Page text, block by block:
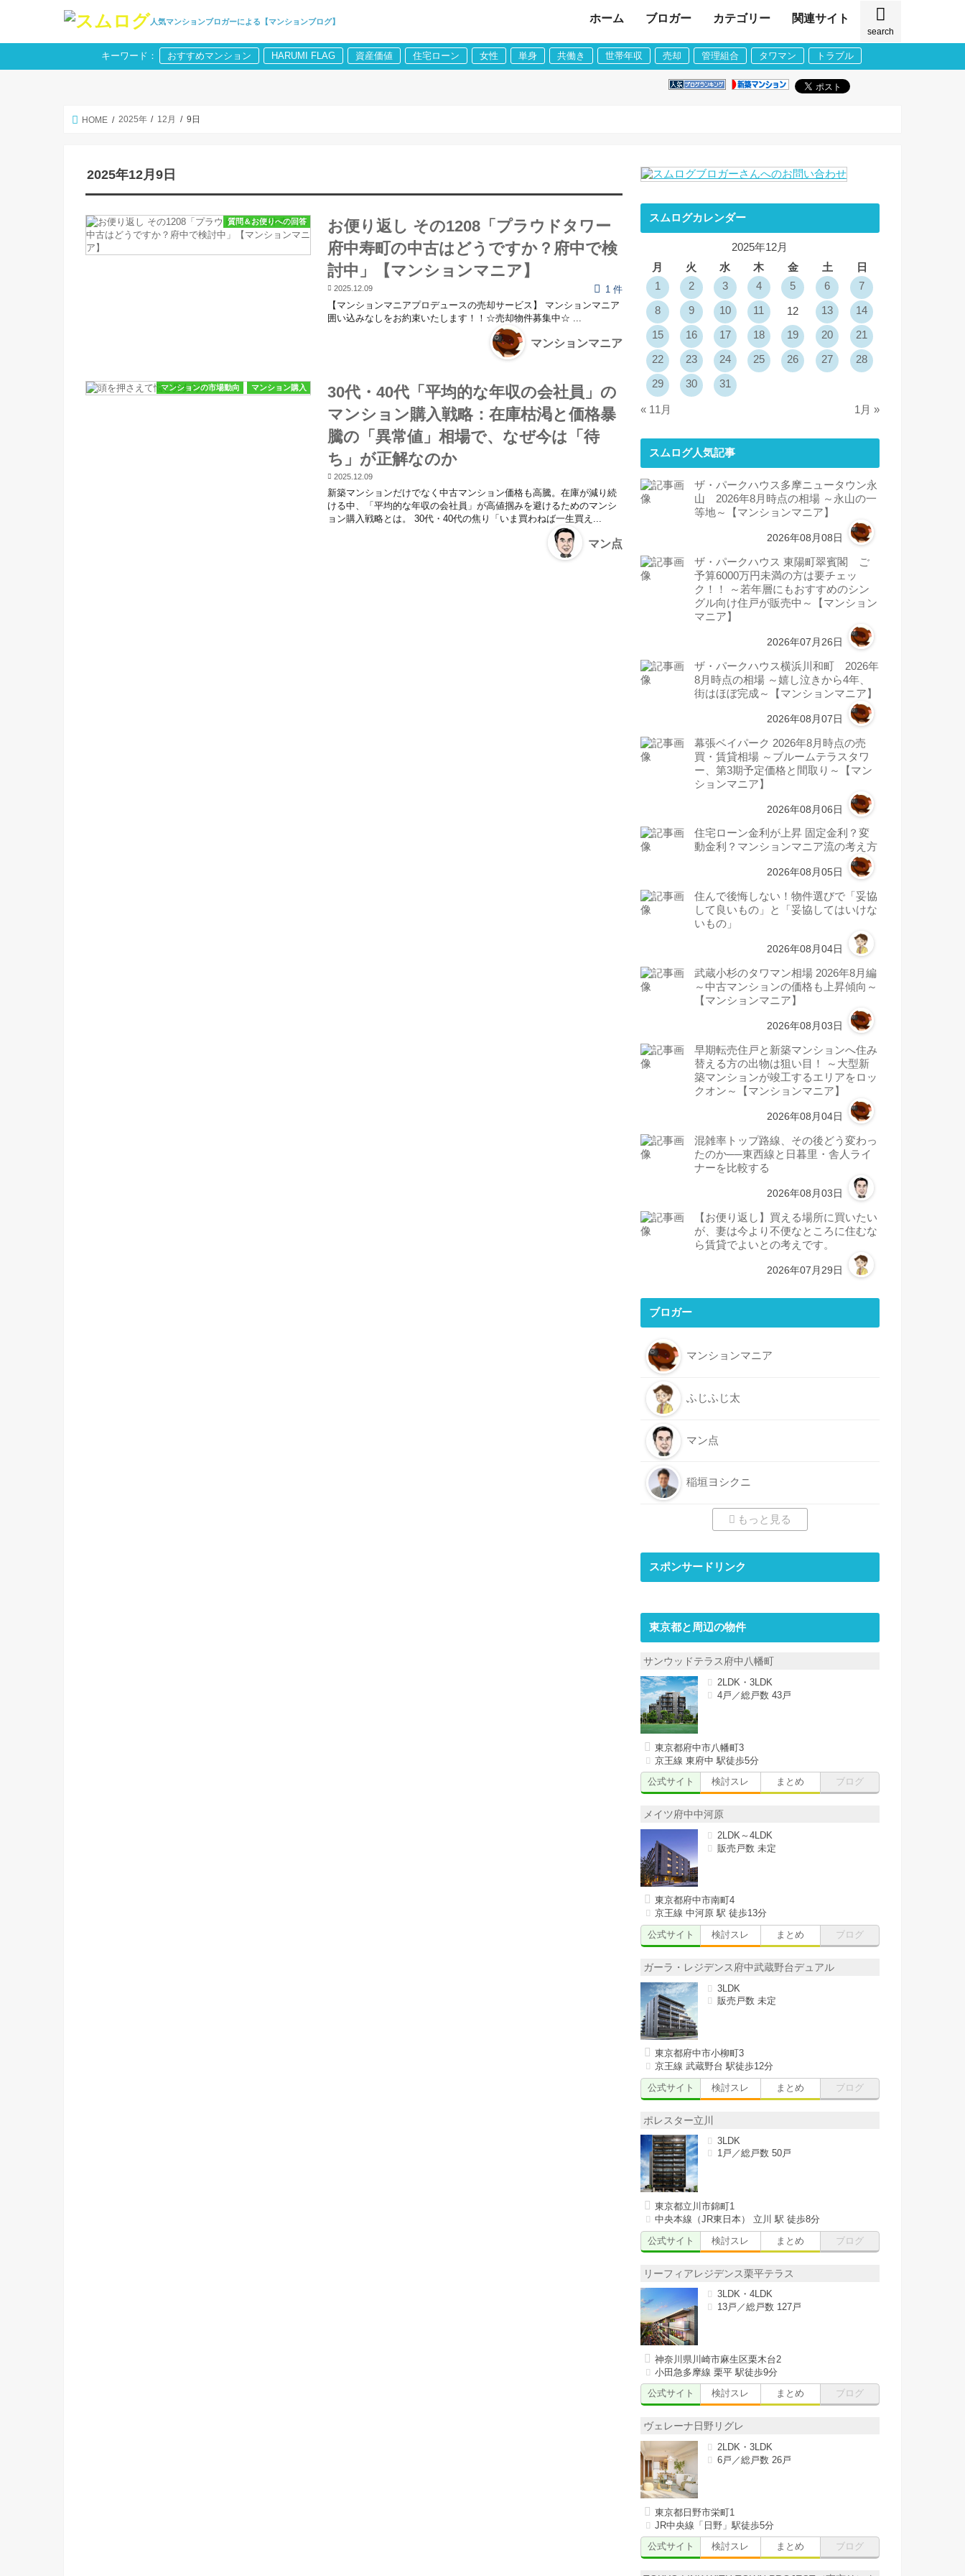
人気マンションブロガーによる【マンションブログ】
search
ホーム ブロガー カテゴリー 関連サイト
キーワード： おすすめマンション HARUMI FLAG 資産価値 住宅ローン 女性 単身 共働き 世帯年収 売却 管理組合 タワマン トラブル
HOME 2025年 12月 9日
2025年12月9日
質問＆お便りへの回答
お便り返し その1208「プラウドタワー
府中寿町の中古はどうですか？府中で検
討中」【マンションマニア】
2025.12.09
1 件
【マンションマニアプロデュースの売却サービス】 マンションマニア
囲い込みなしをお約束いたします！！☆売却物件募集中☆ ...
マンションマニア
マンションの市場動向 マンション購入
30代・40代「平均的な年収の会社員」の
マンション購入戦略：在庫枯渇と価格暴
騰の「異常値」相場で、なぜ今は「待
ち」が正解なのか
2025.12.09
新築マンションだけでなく中古マンション価格も高騰。在庫が減り続
ける中、「平均的な年収の会社員」が高値掴みを避けるためのマンシ
ョン購入戦略とは。 30代・40代の焦り「いま買わねば一生買え...
マン点
スムログカレンダー
2025年12月
月
火 水 木 金 土
日
1
2 3 4 5 6 7
8 9 10 11 12 13 14
15 16 17 18 19 20 21
22 23 24 25 26 27 28
29 30 31
« 11月 1月 »
スムログ人気記事
ザ・パークハウス多摩ニュータウン永
山 2026年8月時点の相場 ～永山の一
等地～【マンションマニア】
2026年08月08日
ザ・パークハウス 東陽町翠賓閣 ご
予算6000万円未満の方は要チェッ
ク！！ ～若年層にもおすすめのシン
グル向け住戸が販売中～【マンション
マニア】
2026年07月26日
ザ・パークハウス横浜川和町 2026年
8月時点の相場 ～嬉し泣きから4年、
街はほぼ完成～【マンションマニア】
2026年08月07日
幕張ベイパーク 2026年8月時点の売
買・賃貸相場 ～ブルームテラスタワ
ー、第3期予定価格と間取り～【マン
ションマニア】
2026年08月06日
住宅ローン金利が上昇 固定金利？変
動金利？マンションマニア流の考え方
2026年08月05日
住んで後悔しない！物件選びで「妥協
して良いもの」と「妥協してはいけな
いもの」
2026年08月04日
武蔵小杉のタワマン相場 2026年8月編
～中古マンションの価格も上昇傾向～
【マンションマニア】
2026年08月03日
早期転売住戸と新築マンションへ住み
替える方の出物は狙い目！ ～大型新
築マンションが竣工するエリアをロッ
クオン～【マンションマニア】
2026年08月04日
混雑率トップ路線、その後どう変わっ
たのか──東西線と日暮里・舎人ライ
ナーを比較する
2026年08月03日
【お便り返し】買える場所に買いたい
が、妻は今より不便なところに住むな
ら賃貸でよいとの考えです。
2026年07月29日
ブロガー
マンションマニア
ふじふじ太
マン点
稲垣ヨシクニ
もっと見る
スポンサードリンク
東京都と周辺の物件
サンウッドテラス府中八幡町
2LDK・3LDK
4戸／総戸数 43戸
東京都府中市八幡町3
京王線 東府中 駅徒歩5分
公式サイト
検討スレ まとめ ブログ
メイツ府中中河原
2LDK～4LDK
販売戸数 未定
東京都府中市南町4
京王線 中河原 駅 徒歩13分
公式サイト
検討スレ まとめ ブログ
ガーラ・レジデンス府中武蔵野台デュアル
3LDK
販売戸数 未定
東京都府中市小柳町3
京王線 武蔵野台 駅徒歩12分
公式サイト
検討スレ まとめ ブログ
ポレスター立川
3LDK
1戸／総戸数 50戸
東京都立川市錦町1
中央本線（JR東日本） 立川 駅 徒歩8分
公式サイト
検討スレ まとめ ブログ
リーフィアレジデンス栗平テラス
3LDK・4LDK
13戸／総戸数 127戸
神奈川県川崎市麻生区栗木台2
小田急多摩線 栗平 駅徒歩9分
公式サイト
検討スレ まとめ ブログ
ヴェレーナ日野リグレ
2LDK・3LDK
6戸／総戸数 26戸
東京都日野市栄町1
JR中央線「日野」駅徒歩5分
公式サイト
検討スレ まとめ ブログ